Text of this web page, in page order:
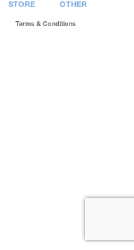
STORE OTHER
Terms & Conditions